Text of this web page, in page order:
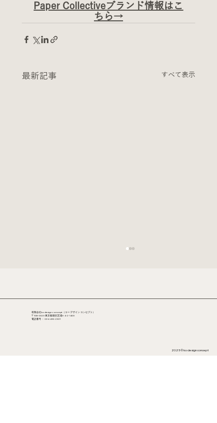
Paper Collectiveブランド情報はこ
ちら→
最新記事 すべて表示
有限会社ko design concept（コー デザイン コンセプト）
〒108-0023 東京都港区芝浦3-4-2-1403
電話番号 ： 03-6435-2301
2025 ©︎ ko design concept